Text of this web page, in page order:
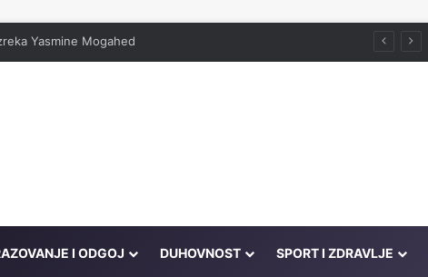
Yasmine Mogahed
I ODGOJ DUHOVNOST SPORT I ZDRAVLJE